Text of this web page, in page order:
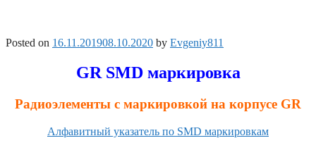
Posted on 16.11.201908.10.2020 by Evgeniy811
GR SMD маркировка
Радиоэлементы с маркировкой на корпусе GR
Алфавитный указатель по SMD маркировкам